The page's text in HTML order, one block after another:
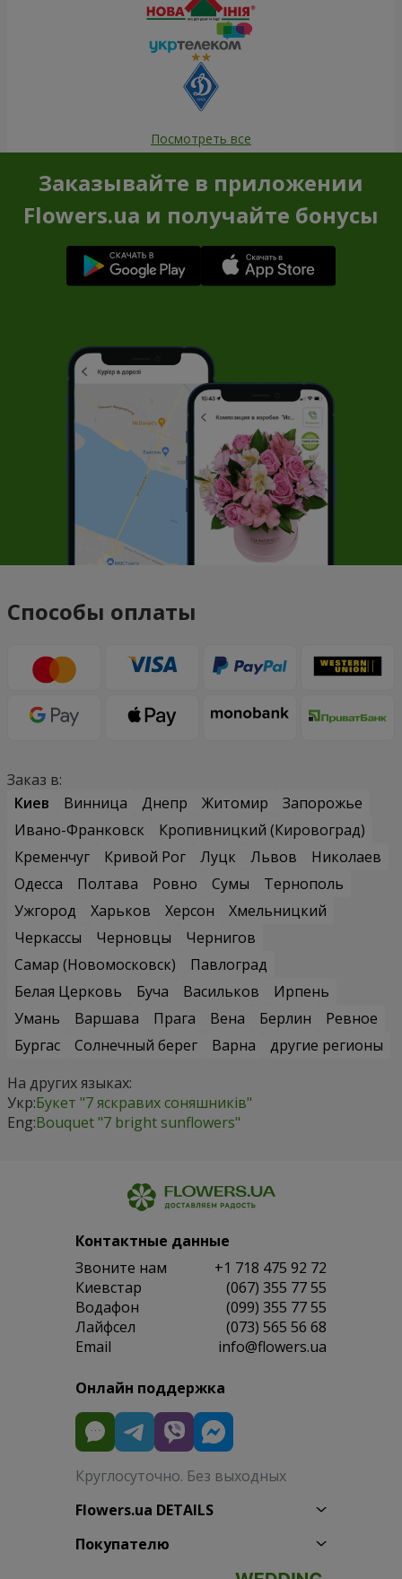
Посмотреть все
Заказывайте в приложении
Flowers.ua и получайте бонусы
Способы оплаты
Заказ в:
Киев
Винница Днепр Житомир
Запорожье
Ивано-Франковск
Кропивницкий (Кировоград)
Кременчуг
Кривой Рог Луцк Львов
Николаев
Одесса
Полтава Ровно Сумы
Тернополь
Ужгород
Харьков Херсон
Хмельницкий
Черкассы
Черновцы
Чернигов
Самар (Новомосковск)
Павлоград
Белая Церковь
Буча Васильков
Ирпень
Умань
Варшава Прага Вена Берлин
Ревное
Бургас
Солнечный берег Варна
другие регионы
На других языках:
Укр:Букет "7 яскравих соняшників"
Eng:Bouquet "7 bright sunflowers"
Контактные данные
Звоните нам
+1 718 475 92 72
Киевстар
(067) 355 77 55
Водафон
(099) 355 77 55
Лайфсел
(073) 565 56 68
Email
info@flowers.ua
Онлайн поддержка
Круглосуточно. Без выходных
Flowers.ua DETAILS
Покупателю